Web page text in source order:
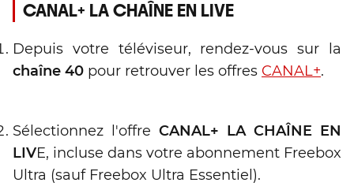
CANAL+ LA CHAÎNE EN LIVE
Depuis votre téléviseur, rendez-vous sur la
chaîne 40 pour retrouver les offres CANAL+.
Sélectionnez l'offre CANAL+ LA CHAÎNE EN
LIVE, incluse dans votre abonnement Freebox
Ultra (sauf Freebox Ultra Essentiel).